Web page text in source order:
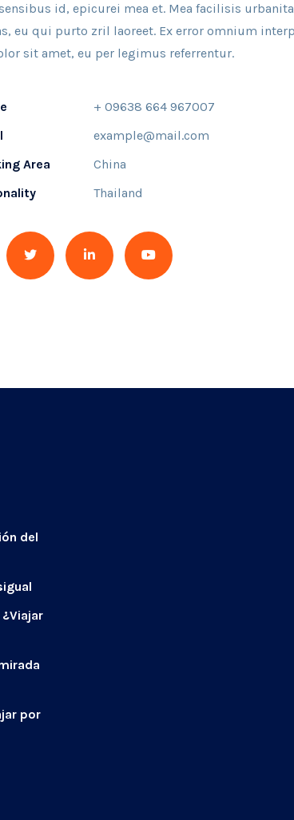
id, epicurei mea et. Mea facilisis
eu qui purto zril laoreet. Ex error omnium
sit amet, eu per legimus referrentur.
+ 09638 664 967007
example@mail.com
Area
China
Thailand
del
por